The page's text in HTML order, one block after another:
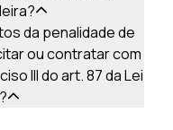
da penalidade de
ou contratar com
III do art. 87 da Lei